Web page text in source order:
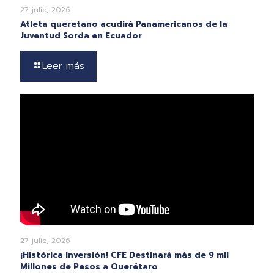
27 julio, 2026
Atleta queretano acudirá Panamericanos de la
Juventud Sorda en Ecuador
Leer más
27 julio, 2026
¡Histórica Inversión! CFE Destinará más de 9 mil
Millones de Pesos a Querétaro